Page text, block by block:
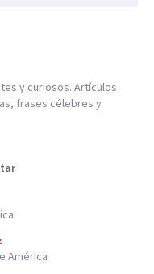
y curiosos. Artículos
frases célebres y
América